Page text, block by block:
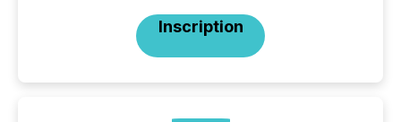
Inscription